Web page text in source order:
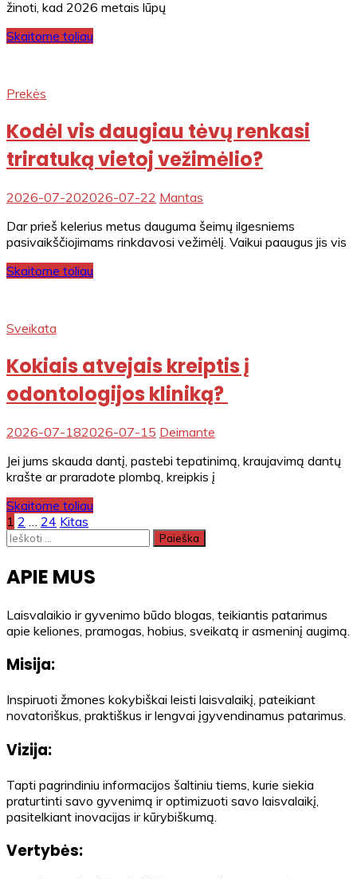
žinoti, kad 2026 metais lūpų
Skaitome toliau
Prekės
Kodėl vis daugiau tėvų renkasi
triratuką vietoj vežimėlio?
2026-07-202026-07-22 Mantas
Dar prieš kelerius metus dauguma šeimų ilgesniems
pasivaikščiojimams rinkdavosi vežimėlį. Vaikui paaugus jis vis
Skaitome toliau
Sveikata
Kokiais atvejais kreiptis į
odontologijos kliniką?
2026-07-182026-07-15 Deimante
Jei jums skauda dantį, pastebi tepatinimą, kraujavimą dantų
krašte ar praradote plombą, kreipkis į
Skaitome toliau
Įrašų
puslapiavimas
1 2 24 Kitas
Ieškoti:
APIE MUS
Laisvalaikio ir gyvenimo būdo blogas, teikiantis patarimus
apie keliones, pramogas, hobius, sveikatą ir asmeninį augimą.
Misija:
Inspiruoti žmones kokybiškai leisti laisvalaikį, pateikiant
novatoriškus, praktiškus ir lengvai įgyvendinamus patarimus.
Vizija:
Tapti pagrindiniu informacijos šaltiniu tiems, kurie siekia
praturtinti savo gyvenimą ir optimizuoti savo laisvalaikį,
pasitelkiant inovacijas ir kūrybiškumą.
Vertybės: